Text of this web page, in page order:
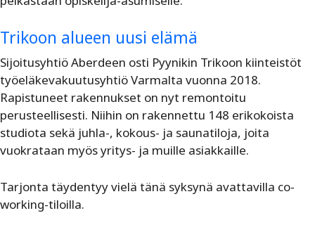
Trikoon alueen uusi elämä
Sijoitusyhtiö Aberdeen osti Pyynikin Trikoon kiinteistöt
työeläkevakuutusyhtiö Varmalta vuonna 2018.
Rapistuneet rakennukset on nyt remontoitu
perusteellisesti. Niihin on rakennettu 148 erikokoista
studiota sekä juhla-, kokous- ja saunatiloja, joita
vuokrataan myös yritys- ja muille asiakkaille.
Tarjonta täydentyy vielä tänä syksynä avattavilla co-
working-tiloilla.